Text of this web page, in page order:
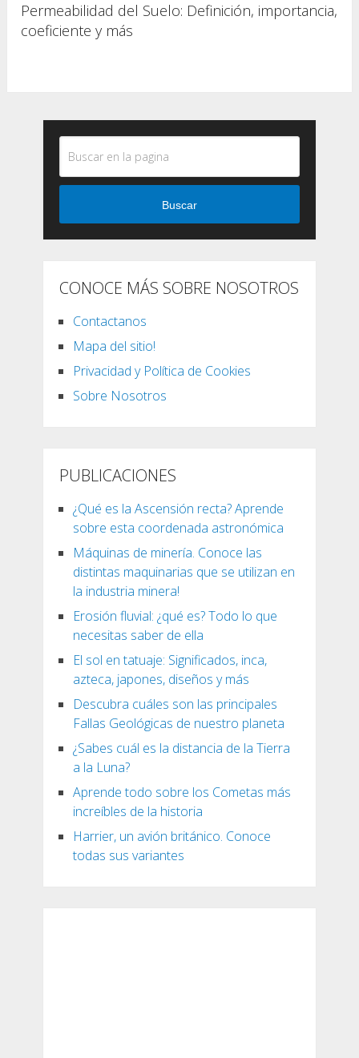
Permeabilidad del Suelo: Definición, importancia,
coeficiente y más
Buscar
CONOCE MÁS SOBRE NOSOTROS
Contactanos
Mapa del sitio!
Privacidad y Política de Cookies
Sobre Nosotros
PUBLICACIONES
¿Qué es la Ascensión recta? Aprende
sobre esta coordenada astronómica
Máquinas de minería. Conoce las
distintas maquinarias que se utilizan en
la industria minera!
Erosión fluvial: ¿qué es? Todo lo que
necesitas saber de ella
El sol en tatuaje: Significados, inca,
azteca, japones, diseños y más
Descubra cuáles son las principales
Fallas Geológicas de nuestro planeta
¿Sabes cuál es la distancia de la Tierra
a la Luna?
Aprende todo sobre los Cometas más
increíbles de la historia
Harrier, un avión británico. Conoce
todas sus variantes